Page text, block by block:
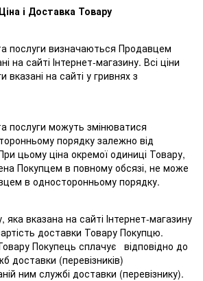
і Доставка Товару
послуги визначаються Продавцем
на сайті Інтернет-магазину. Всі ціни
вказані на сайті у гривнях з
послуги можуть змінюватися
порядку залежно від
цьому ціна окремої одиниці Товару,
Покупцем в повному обсязі, не може
в односторонньому порядку.
яка вказана на сайті Інтернет-магазину
доставки Товару Покупцю.
Покупець сплачує відповідно до
доставки (перевізників)
ним службі доставки (перевізнику).